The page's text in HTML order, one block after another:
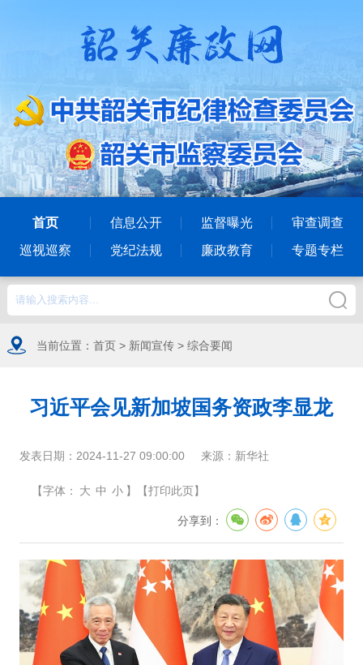
首页 信息公开 监督曝光
审查调查
巡视巡察
党纪法规 廉政教育 专题专栏
当前位置： 首页> 新闻宣传> 综合要闻
习近平会见新加坡国务资政李显龙
发表日期： 2024-11-27 09:00:00 来源： 新华社
【字体： 大 中 小 】 【打印此页】
分享到：